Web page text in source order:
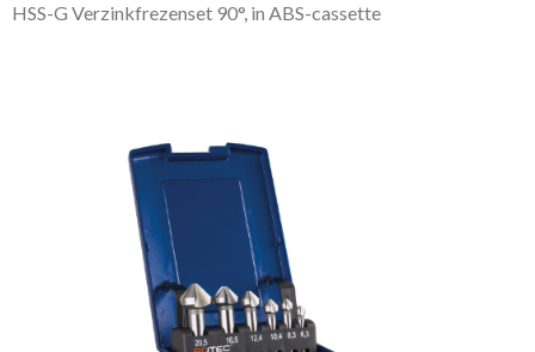
HSS-G Verzinkfrezenset 90°, in ABS-cassette